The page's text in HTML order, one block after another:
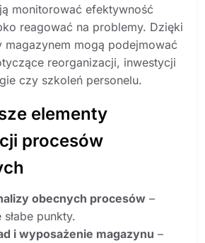
monitorować efektywność
reagować na problemy. Dzięki
magazynem mogą podejmować
reorganizacji, inwestycji
czy szkoleń personelu.
elementy
procesów
obecnych procesów –
punkty.
i wyposażenie magazynu –